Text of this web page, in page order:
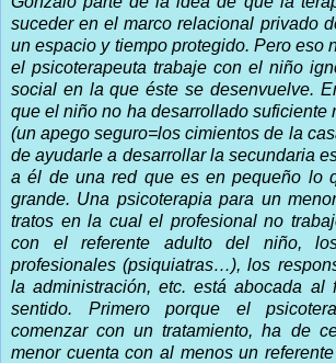
suceder en el marco relacional privado
un espacio y tiempo protegido. Pero eso
el psicoterapeuta trabaje con el niño
social en la que éste se desenvuelve.
que el niño no ha desarrollado suficiente
(un apego seguro=los cimientos de la
de ayudarle a desarrollar la secundaria
a él de una red que es en pequeño lo
grande. Una psicoterapia para un
tratos en la cual el profesional no
con el referente adulto del niño,
profesionales (psiquiatras…), los
la administración, etc. está abocada al
sentido. Primero porque el
comenzar con un tratamiento, ha de
menor cuenta con al menos un